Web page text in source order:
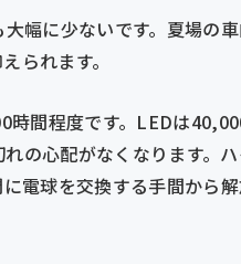
幅に少ないです。夏場の
られます。
間程度です。LEDは
の心配がなくなります。
電球を交換する手間から解